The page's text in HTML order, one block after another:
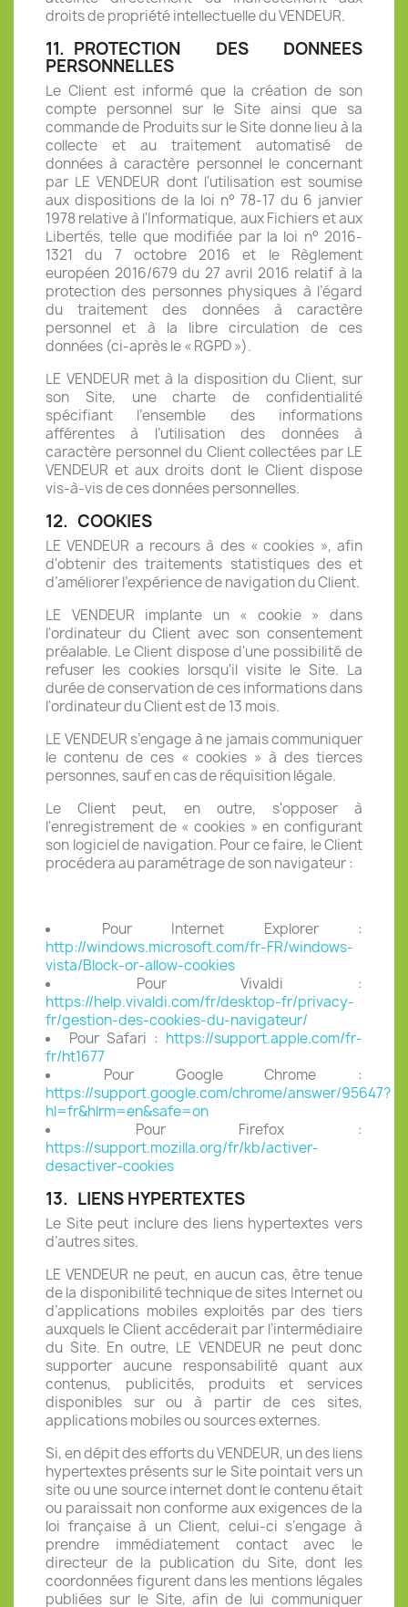
droits de propriété intellectuelle du VENDEUR.
11. PROTECTION DES DONNEES
PERSONNELLES
Le Client est informé que la création de son
compte personnel sur le Site ainsi que sa
commande de Produits sur le Site donne lieu à la
collecte et au traitement automatisé de
données à caractère personnel le concernant
par LE VENDEUR dont l'utilisation est soumise
aux dispositions de la loi n° 78-17 du 6 janvier
1978 relative à l'Informatique, aux Fichiers et aux
Libertés, telle que modifiée par la loi n° 2016-
1321 du 7 octobre 2016 et le Règlement
européen 2016/679 du 27 avril 2016 relatif à la
protection des personnes physiques à l’égard
du traitement des données à caractère
personnel et à la libre circulation de ces
données (ci-après le « RGPD »).
LE VENDEUR met à la disposition du Client, sur
son Site, une charte de confidentialité
spécifiant l’ensemble des informations
afférentes à l’utilisation des données à
caractère personnel du Client collectées par LE
VENDEUR et aux droits dont le Client dispose
vis-à-vis de ces données personnelles.
12. COOKIES
LE VENDEUR a recours à des « cookies », afin
d'obtenir des traitements statistiques des et
d’améliorer l’expérience de navigation du Client.
LE VENDEUR implante un « cookie » dans
l'ordinateur du Client avec son consentement
préalable. Le Client dispose d'une possibilité de
refuser les cookies lorsqu'il visite le Site. La
durée de conservation de ces informations dans
l'ordinateur du Client est de 13 mois.
LE VENDEUR s’engage à ne jamais communiquer
le contenu de ces « cookies » à des tierces
personnes, sauf en cas de réquisition légale.
Le Client peut, en outre, s'opposer à
l'enregistrement de « cookies » en configurant
son logiciel de navigation. Pour ce faire, le Client
procédera au paramétrage de son navigateur :
Pour Internet Explorer :
http://windows.microsoft.com/fr-FR/windows-
vista/Block-or-allow-cookies
Pour Vivaldi :
https://help.vivaldi.com/fr/desktop-fr/privacy-
fr/gestion-des-cookies-du-navigateur/
Pour Safari : https://support.apple.com/fr-
fr/ht1677
Pour Google Chrome :
https://support.google.com/chrome/answer/95647?
hl=fr&hlrm=en&safe=on
Pour Firefox :
https://support.mozilla.org/fr/kb/activer-
desactiver-cookies
13. LIENS HYPERTEXTES
Le Site peut inclure des liens hypertextes vers
d’autres sites.
LE VENDEUR ne peut, en aucun cas, être tenue
de la disponibilité technique de sites Internet ou
d’applications mobiles exploités par des tiers
auxquels le Client accéderait par l’intermédiaire
du Site. En outre, LE VENDEUR ne peut donc
supporter aucune responsabilité quant aux
contenus, publicités, produits et services
disponibles sur ou à partir de ces sites,
applications mobiles ou sources externes.
Si, en dépit des efforts du VENDEUR, un des liens
hypertextes présents sur le Site pointait vers un
site ou une source internet dont le contenu était
ou paraissait non conforme aux exigences de la
loi française à un Client, celui-ci s’engage à
prendre immédiatement contact avec le
directeur de la publication du Site, dont les
coordonnées figurent dans les mentions légales
publiées sur le Site, afin de lui communiquer